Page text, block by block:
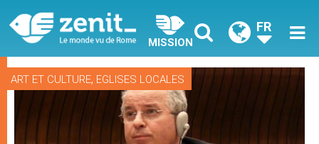
MISSION
FR
ART ET CULTURE, EGLISES LOCALES